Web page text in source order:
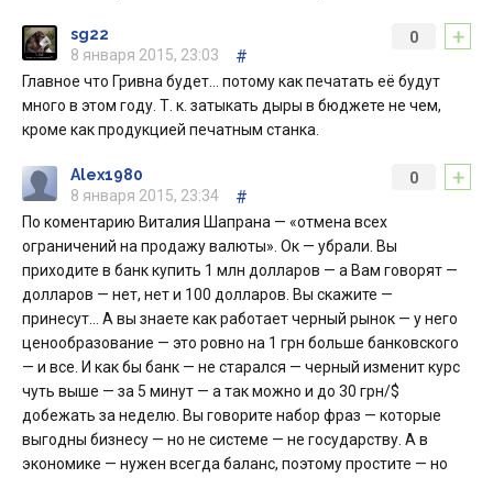
+
0
sg22
8 января 2015, 23:03
#
Главное что Гривна будет… потому как печатать её будут
много в этом году. Т. к. затыкать дыры в бюджете не чем,
кроме как продукцией печатным станка.
+
0
Alex1980
8 января 2015, 23:34
#
По коментарию Виталия Шапрана — «отмена всех
ограничений на продажу валюты». Ок — убрали. Вы
приходите в банк купить 1 млн долларов — а Вам говорят —
долларов — нет, нет и 100 долларов. Вы скажите —
принесут… А вы знаете как работает черный рынок — у него
ценообразование — это ровно на 1 грн больше банковского
— и все. И как бы банк — не старался — черный изменит курс
чуть выше — за 5 минут — а так можно и до 30 грн/$
добежать за неделю. Вы говорите набор фраз — которые
выгодны бизнесу — но не системе — не государству. А в
экономике — нужен всегда баланс, поэтому простите — но